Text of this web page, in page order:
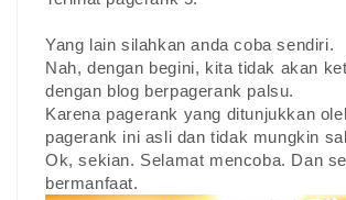
Yang lain silahkan anda coba sendiri.
Nah, dengan begini, kita tidak akan
dengan blog berpagerank palsu.
Karena pagerank yang ditunjukkan
pagerank ini asli dan tidak mungkin
Ok, sekian. Selamat mencoba. Dan
bermanfaat.